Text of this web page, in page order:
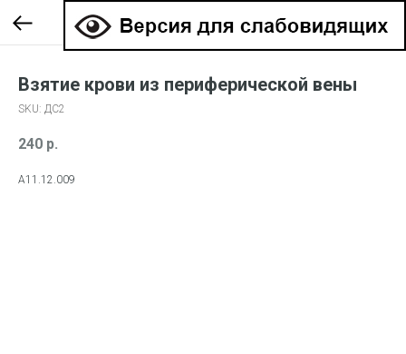
Взятие крови из периферической вены
SKU: ДС2
240 р.
А11.12.009